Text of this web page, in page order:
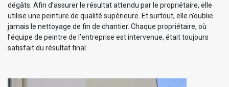
dégâts. Afin d’assurer le résultat attendu par le propriétaire, elle
utilise une peinture de qualité supérieure. Et surtout, elle n’oublie
jamais le nettoyage de fin de chantier. Chaque propriétaire, où
l’équipe de peintre de l’entreprise est intervenue, était toujours
satisfait du résultat final.